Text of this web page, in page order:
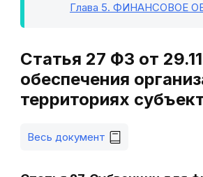
Глава 5. ФИНАНСОВОЕ
Статья 27 ФЗ от
обеспечения
территориях
Весь документ